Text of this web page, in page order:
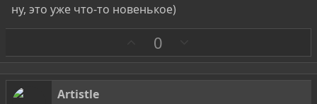
ну, это уже что-то новенькое)
а
0
р
о
Artistle